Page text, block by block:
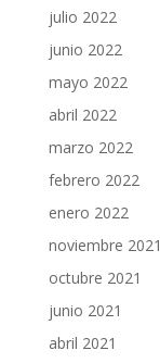
julio 2022
junio 2022
mayo 2022
abril 2022
marzo 2022
febrero 2022
enero 2022
noviembre 2021
octubre 2021
junio 2021
abril 2021